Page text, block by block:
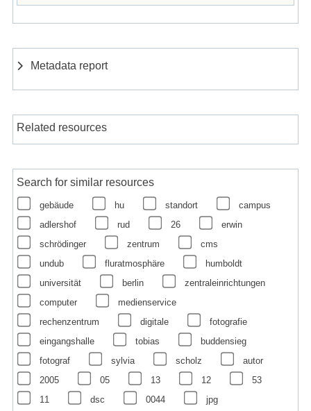
Metadata report
Related resources
Search for similar resources
gebäude hu standort
campus
adlershof
rud 26
erwin
schrödinger
zentrum
cms
undub
fluratmosphäre
humboldt
universität
berlin
zentraleinrichtungen
computer
medienservice
rechenzentrum
digitale
fotografie
eingangshalle
tobias
buddensieg
fotograf
sylvia scholz
autor
2005
05 13 12
53
11
dsc 0044 jpg